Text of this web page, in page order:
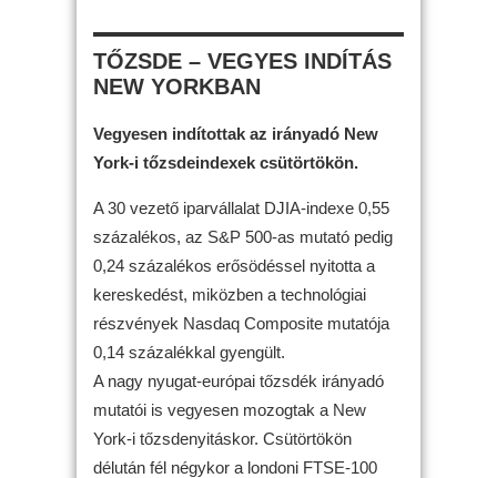
TŐZSDE – VEGYES INDÍTÁS
NEW YORKBAN
Vegyesen indítottak az irányadó New
York-i tőzsdeindexek csütörtökön.
A 30 vezető iparvállalat DJIA-indexe 0,55
százalékos, az S&P 500-as mutató pedig
0,24 százalékos erősödéssel nyitotta a
kereskedést, miközben a technológiai
részvények Nasdaq Composite mutatója
0,14 százalékkal gyengült.
A nagy nyugat-európai tőzsdék irányadó
mutatói is vegyesen mozogtak a New
York-i tőzsdenyitáskor. Csütörtökön
délután fél négykor a londoni FTSE-100